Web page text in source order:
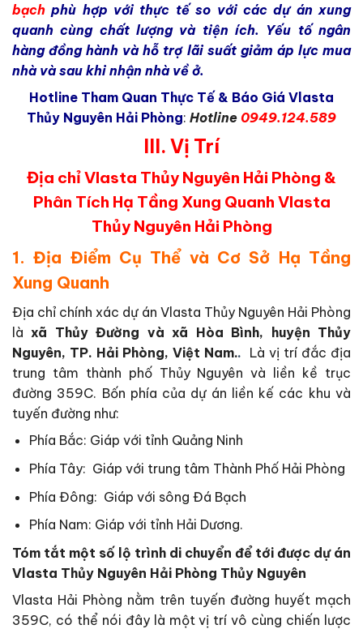
bạch phù hợp với thực tế so với các dự án xung
quanh cùng chất lượng và tiện ích. Yếu tố ngân
hàng đồng hành và hỗ trợ lãi suất giảm áp lực mua
nhà và sau khi nhận nhà về ở.
Hotline Tham Quan Thực Tế & Báo Giá Vlasta
Thủy Nguyên Hải Phòng: Hotline 0949.124.589
III. Vị Trí
Địa chỉ Vlasta Thủy Nguyên Hải Phòng &
Phân Tích Hạ Tầng Xung Quanh Vlasta
Thủy Nguyên Hải Phòng
1. Địa Điểm Cụ Thể và Cơ Sở Hạ Tầng
Xung Quanh
Địa chỉ chính xác dự án Vlasta Thủy Nguyên Hải Phòng
làxã Thủy Đường và xã Hòa Bình, huyện Thủy
Nguyên, TP. Hải Phòng, Việt Nam.. Là vị trí đắc địa
trung tâm thành phố Thủy Nguyên và liền kề trục
đường 359C. Bốn phía của dự án liền kế các khu và
tuyến đường như:
Phía Bắc: Giáp với tỉnh Quảng Ninh
Phía Tây: Giáp với trung tâm Thành Phố Hải Phòng
Phía Đông: Giáp với sông Đá Bạch
Phía Nam: Giáp với tỉnh Hải Dương.
Tóm tắt một số lộ trình di chuyển để tới được dự án
Vlasta Thủy Nguyên Hải Phòng Thủy Nguyên
Vlasta Hải Phòng nằm trên tuyến đường huyết mạch
359C, có thể nói đây là một vị trí vô cùng chiến lược